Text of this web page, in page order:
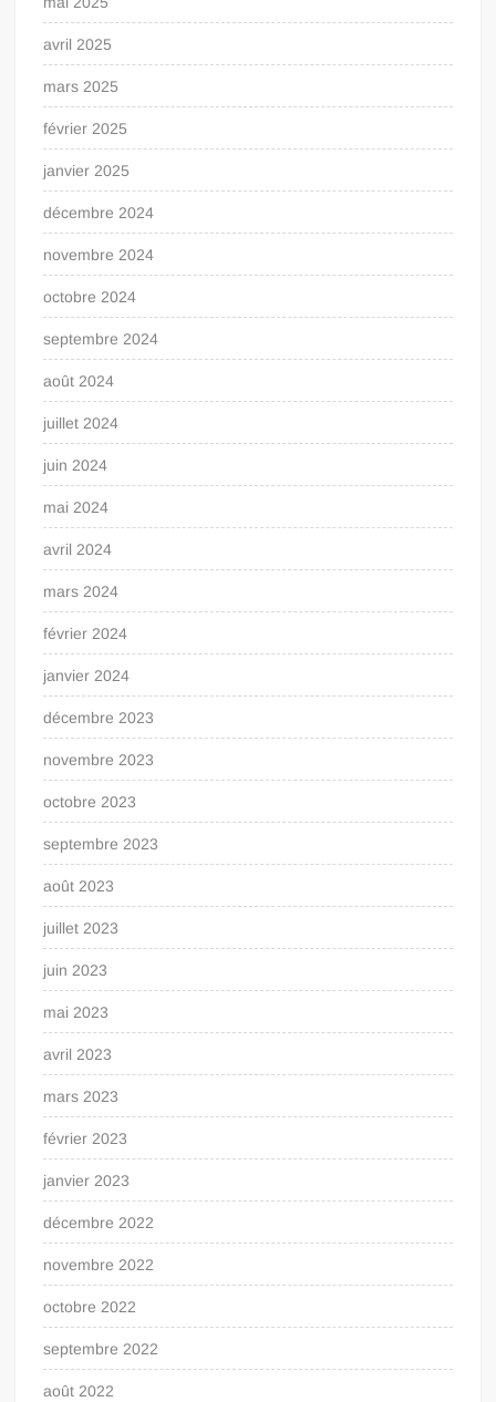
avril 2025
mars 2025
février 2025
janvier 2025
décembre 2024
novembre 2024
octobre 2024
septembre 2024
août 2024
juillet 2024
juin 2024
mai 2024
avril 2024
mars 2024
février 2024
janvier 2024
décembre 2023
novembre 2023
octobre 2023
septembre 2023
août 2023
juillet 2023
juin 2023
mai 2023
avril 2023
mars 2023
février 2023
janvier 2023
décembre 2022
novembre 2022
octobre 2022
septembre 2022
août 2022